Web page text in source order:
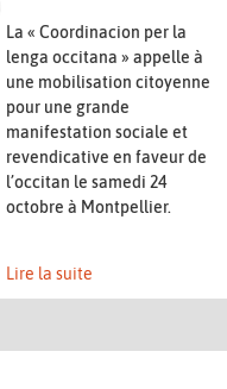
La « Coordinacion per la
lenga occitana » appelle à
une mobilisation citoyenne
pour une grande
manifestation sociale et
revendicative en faveur de
l’occitan le samedi 24
octobre à Montpellier.
Lire la suite